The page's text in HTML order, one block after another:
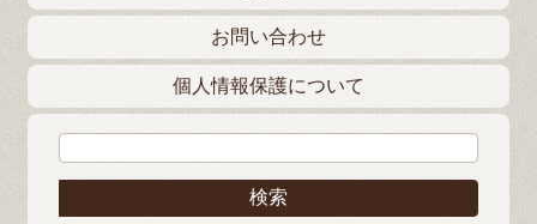
お問い合わせ
個人情報保護について